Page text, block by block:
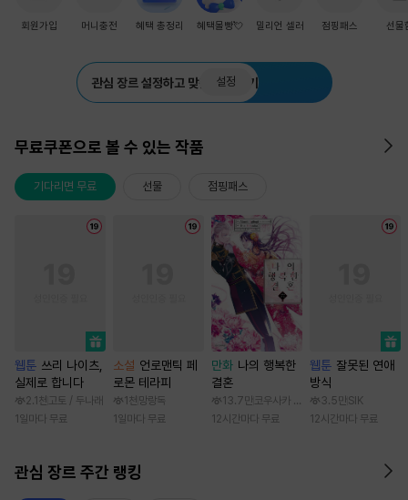
회원가입 머니충전 혜택 총정리 혜택몰빵💘 밀리언 셀러 점핑패스 선물
관심 장르 설정하고 맞춤 추천 받기
설정
무료쿠폰으로 볼 수 있는 작품
기다리면 무료 선물 점핑패스
웹툰 쓰리 나이츠,
실제로 합니다
2.1천 고토 / 두나래
1일마다 무료
소설 언로맨틱 페
로몬 테라피
1천 망랑독
1일마다 무료
만화 나의 행복한
결혼
13.7만 코우사카 리토 / 아기토기 아쿠미
12시간마다 무료
웹툰 잘못된 연애
방식
3.5만 SIK
12시간마다 무료
관심 장르 주간 랭킹